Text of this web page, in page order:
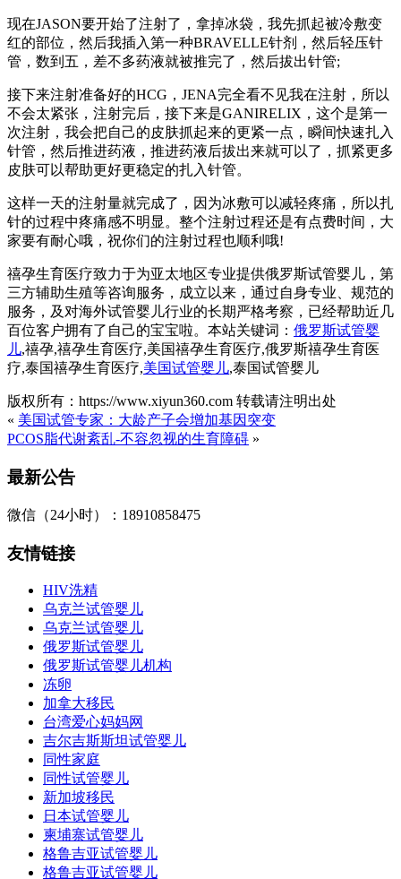
现在JASON要开始了注射了，拿掉冰袋，我先抓起被冷敷变
红的部位，然后我插入第一种BRAVELLE针剂，然后轻压针
管，数到五，差不多药液就被推完了，然后拔出针管;
接下来注射准备好的HCG，JENA完全看不见我在注射，所以
不会太紧张，注射完后，接下来是GANIRELIX，这个是第一
次注射，我会把自己的皮肤抓起来的更紧一点，瞬间快速扎入
针管，然后推进药液，推进药液后拔出来就可以了，抓紧更多
皮肤可以帮助更好更稳定的扎入针管。
这样一天的注射量就完成了，因为冰敷可以减轻疼痛，所以扎
针的过程中疼痛感不明显。整个注射过程还是有点费时间，大
家要有耐心哦，祝你们的注射过程也顺利哦!
禧孕生育医疗致力于为亚太地区专业提供俄罗斯试管婴儿，第
三方辅助生殖等咨询服务，成立以来，通过自身专业、规范的
服务，及对海外试管婴儿行业的长期严格考察，已经帮助近几
百位客户拥有了自己的宝宝啦。本站关键词： 俄罗斯试管婴
儿,禧孕,禧孕生育医疗,美国禧孕生育医疗,俄罗斯禧孕生育医
疗,泰国禧孕生育医疗,美国试管婴儿,泰国试管婴儿
版权所有：https://www.xiyun360.com 转载请注明出处
« 美国试管专家：大龄产子会增加基因突变
PCOS脂代谢紊乱-不容忽视的生育障碍 »
最新公告
微信（24小时）：18910858475
友情链接
HIV洗精
乌克兰试管婴儿
乌克兰试管婴儿
俄罗斯试管婴儿
俄罗斯试管婴儿机构
冻卵
加拿大移民
台湾爱心妈妈网
吉尔吉斯斯坦试管婴儿
同性家庭
同性试管婴儿
新加坡移民
日本试管婴儿
柬埔寨试管婴儿
格鲁吉亚试管婴儿
格鲁吉亚试管婴儿